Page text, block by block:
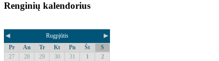
Renginių kalendorius
◄ Rugpjūtis ►
Pr An Tr Kt Pn Št
S
27
28 29 30 31 1
2